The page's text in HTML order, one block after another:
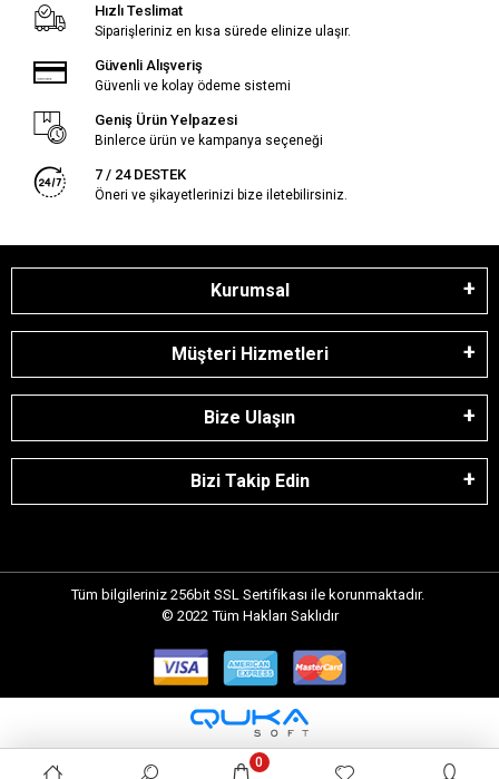
Hızlı Teslimat
Siparişleriniz en kısa sürede elinize ulaşır.
Güvenli Alışveriş
Güvenli ve kolay ödeme sistemi
Geniş Ürün Yelpazesi
Binlerce ürün ve kampanya seçeneği
7 / 24 DESTEK
Öneri ve şikayetlerinizi bize iletebilirsiniz.
Kurumsal
Müşteri Hizmetleri
Bize Ulaşın
Bizi Takip Edin
Tüm bilgileriniz 256bit SSL Sertifikası ile korunmaktadır.
© 2022 Tüm Hakları Saklıdır
0